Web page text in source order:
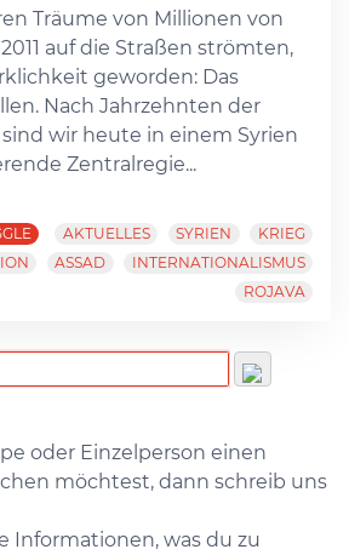
Träume von Millionen von
auf die Straßen strömten,
geworden: Das
Nach Jahrzehnten der
wir heute in einem Syrien
Zentralregie...
AKTUELLES SYRIEN
KRIEG
ASSAD
INTERNATIONALISMUS
ROJAVA
oder Einzelperson einen
möchtest, dann schreib uns
Informationen, was du zu